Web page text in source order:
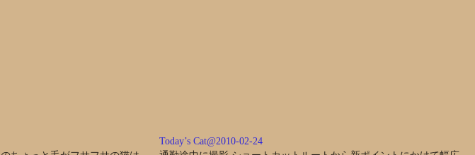
Today’s Cat@2010-02-24